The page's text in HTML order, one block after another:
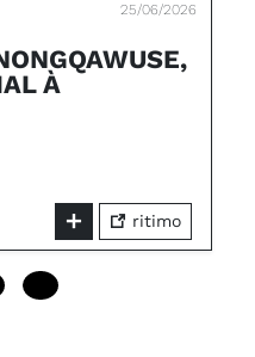
25/06/2026
À
ritimo